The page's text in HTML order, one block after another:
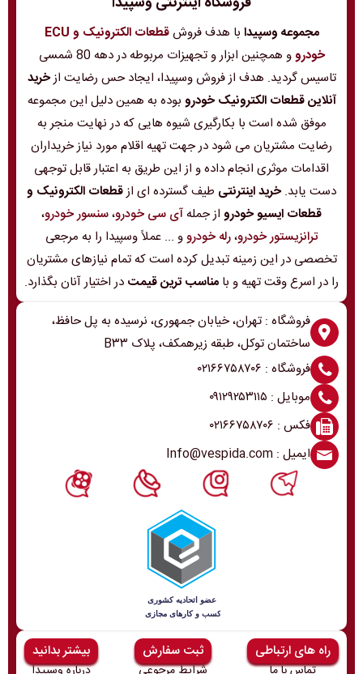
مجموعه وسپیدا با هدف فروش
قطعات الکترونیک و ECU
خودرو
و همچنین ابزار و تجهیزات مربوطه در دهه 80 شمسی
تاسیس گردید. هدف از فروش وسپیدا، ایجاد حس رضایت ازخرید
آنلاین قطعات الکترونیک خودرو بوده به همین دلیل این مجموعه
موفق شده است با بکارگیری شیوه هایی که در نهایت منجر به
رضایت مشتریان می شود در جهت تهیه اقلام مورد نیاز خریداران
اقدامات موثری انجام داده و از این طریق به اعتبار قابل توجهی
دست یابد.خرید اینترنتی طیف گسترده ای ازقطعات الکترونیک و
قطعات ایسیو خودرو از جملهآی سی خودرو،سنسور خودرو،
ترانزیستور خودرو،رله خودرو و ... عملاً وسپیدا را به مرجعی
تخصصی در این زمینه تبدیل کرده است که تمام نیازهای مشتریان
را در اسرع وقت تهیه و با مناسب ترین قیمت در اختیار آنان بگذارد.
فروشگاه : تهران، خیابان جمهوری، نرسیده به پل حافظ،
ساختمان توکل، طبقه زیرهمکف، پلاک B۳۳
فروشگاه : ۰۲۱۶۶۷۵۸۷۰۶
موبایل : ۰۹۱۲۹۲۵۳۱۱۵
فکس : ۰۲۱۶۶۷۵۸۷۰۶
ایمیل : Info@vespida.com
راه های ارتباطی ثبت سفارش بیشتر بدانید